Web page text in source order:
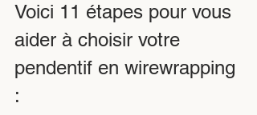
Voici 11 étapes pour vous
aider à choisir votre
pendentif en wirewrapping
: